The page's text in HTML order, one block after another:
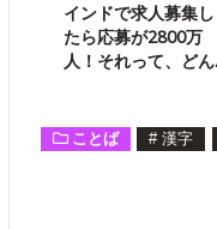
インドで求人募集し
たら応募が2800万
人！それって、どん
ことば # 漢字